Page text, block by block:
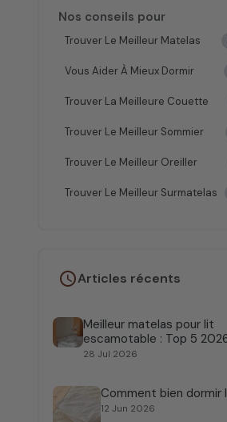
Nos conseils pour
Trouver Le Meilleur Matelas
Vous Aider À Mieux Dormir
Trouver La Meilleure Couette
Trouver Le Meilleur Sommier
Trouver Le Meilleur Oreiller
Trouver Le Meilleur Surmatelas
scheduleArticles récents
Meilleur matelas pour lit
escamotable : Top 5
28 Jul 2026
Comment bien dormir
12 Jun 2026